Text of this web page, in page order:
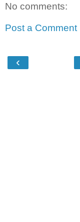
No comments:
Post a Comment
‹